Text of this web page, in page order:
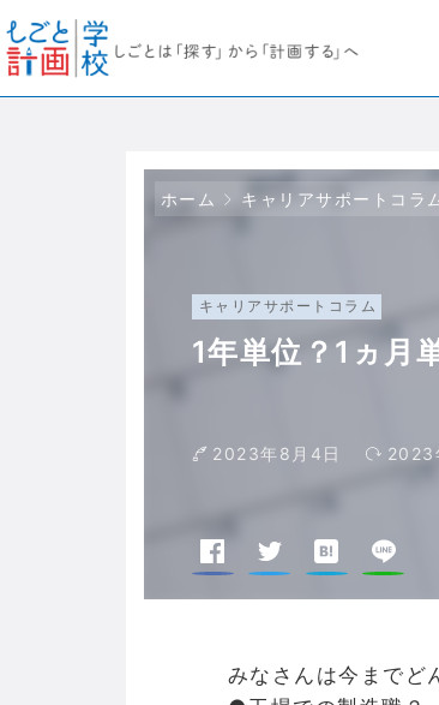
ホーム キャリアサポートコラ
キャリアサポートコラム
1年単位？1ヵ月
2023年8月4日 2023
みなさんは今までど